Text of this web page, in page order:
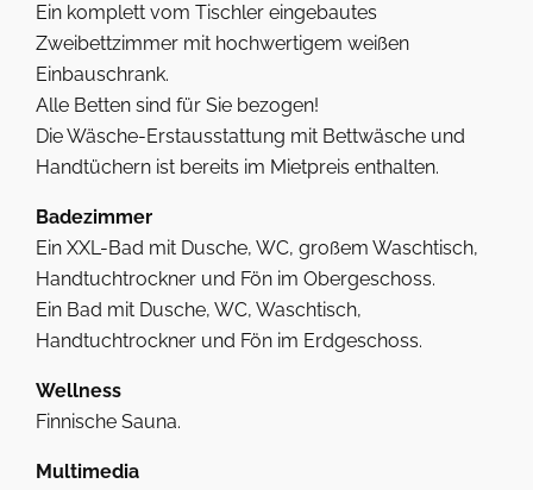
Ein komplett vom Tischler eingebautes
Zweibettzimmer mit hochwertigem weißen
Einbauschrank.
Alle Betten sind für Sie bezogen!
Die Wäsche-Erstausstattung mit Bettwäsche und
Handtüchern ist bereits im Mietpreis enthalten.
Badezimmer
Ein XXL-Bad mit Dusche, WC, großem Waschtisch,
Handtuchtrockner und Fön im Obergeschoss.
Ein Bad mit Dusche, WC, Waschtisch,
Handtuchtrockner und Fön im Erdgeschoss.
Wellness
Finnische Sauna.
Multimedia